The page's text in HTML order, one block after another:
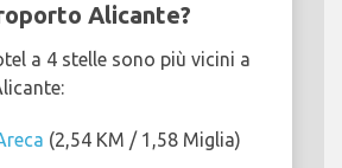
Alicante?
a 4 stelle sono più vicini a
(2,54 KM / 1,58 Miglia)